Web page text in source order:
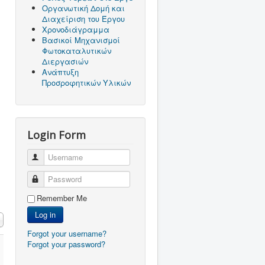
Οργανωτική Δομή και
Διαχείριση του Έργου
Χρονοδιάγραμμα
Βασικοί Μηχανισμοί
Φωτοκαταλυτικών
Διεργασιών
Ανάπτυξη
Προσροφητικών Υλικών
Login Form
Username
Password
Remember Me
Log in
Forgot your username?
Forgot your password?